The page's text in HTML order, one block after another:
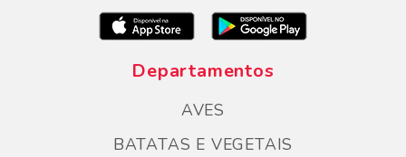
Departamentos
AVES
BATATAS E VEGETAIS